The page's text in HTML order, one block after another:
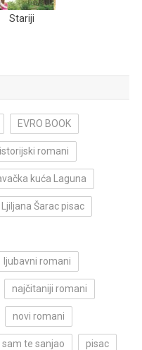
Stariji
EVRO BOOK
istorijski romani
kuća Laguna
Ljiljana Šarac pisac
ljubavni romani
najčitaniji romani
novi romani
sam te sanjao pisac